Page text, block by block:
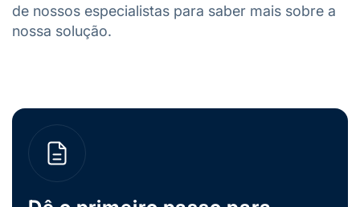
de nossos especialistas para saber mais sobre a
nossa solução.